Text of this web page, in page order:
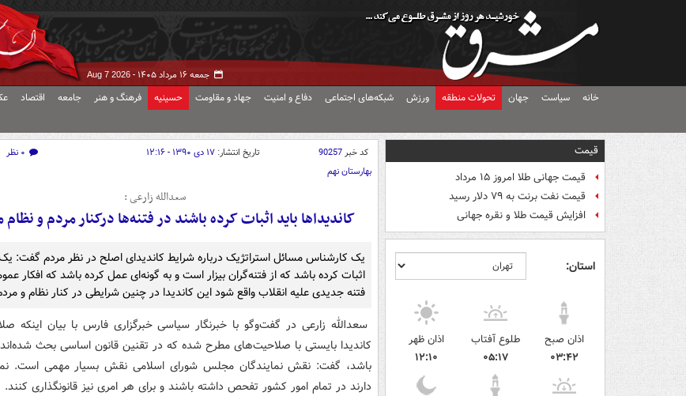
جمعه ۱۶ مرداد ۱۴۰۵ - Aug 7 2026
خانه سیاست جهان تحولات منطقه ورزش شبکه‌های اجتماعی دفاع و امنیت جهاد و مقاومت حسینیه فرهنگ و هنر جامعه اقتصاد
قیمت
قیمت جهانی طلا امروز ۱۵ مرداد
قیمت نفت برنت به ۷۹ دلار رسید
افزایش قیمت طلا و نقره جهانی
استان:
اذان صبح
۰۳:۴۲
طلوع آفتاب
۰۵:۱۷
اذان ظهر
۱۲:۱۰
کد خبر90257 تاریخ انتشار: ۱۷ دی ۱۳۹۰ - ۱۲:۱۶ ۰ نظر
بهارستان نهم
سعدالله زارعی :
کاندیداها باید اثبات کرده باشند در فتنه‌ها درکنار مردم و
یک کارشناس مسائل استراتژیک درباره شرایط کاندیدای اصلح در نظر مردم گفت: یک
اثبات کرده باشد که از فتنه‌گران بیزار است و به گونه‌ای عمل کرده باشد که افکار
فتنه جدیدی علیه انقلاب واقع شود این کاندیدا در چنین شرایطی در کنار نظام و
سعدالله زارعی در گفت‌وگو با خبرنگار سیاسی خبرگزاری فارس با بیان اینکه
کاندیدا بایستی با صلاحیت‌های مطرح شده که در تقنین قانون اساسی بحث شده‌اند
باشد، گفت: نقش نمایندگان مجلس شورای اسلامی نقش بسیار مهمی است.
دارند در تمام امور کشور تفحص داشته باشند و برای هر امری نیز قانونگذاری کنند.